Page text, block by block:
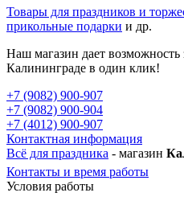
Товары для праздников и
прикольные подарки и др.
Наш магазин дает возможность
Калининграде в один клик!
+7 (9082) 900-907
+7 (9082) 900-904
+7 (4012) 900-907
Контактная информация
Всё для праздника - магазин
Контакты и время работы
Условия работы